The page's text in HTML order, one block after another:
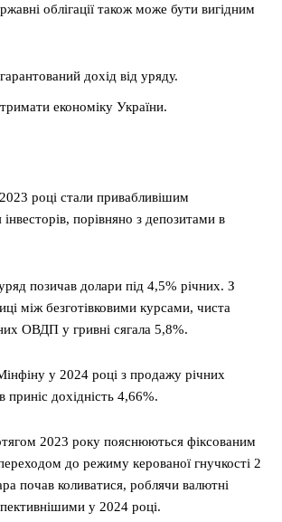
облігації також може бути вигідним
дохід від уряду.
економіку України.
році стали привабливішим
порівняно з депозитами в
позичав долари під 4,5% річних. З
між безготівковими курсами, чиста
ОВДП у гривні сягала 5,8%.
у 2024 році з продажу річних
приніс дохідність 4,66%.
2023 року пояснюються фіксованим
до режиму керованої гнучкості 2
почав коливатися, роблячи валютні
у 2024 році.